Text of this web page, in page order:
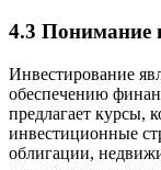
4.3 Понимание
Инвестирование
обеспечению
предлагает курсы,
инвестиционные
облигации,